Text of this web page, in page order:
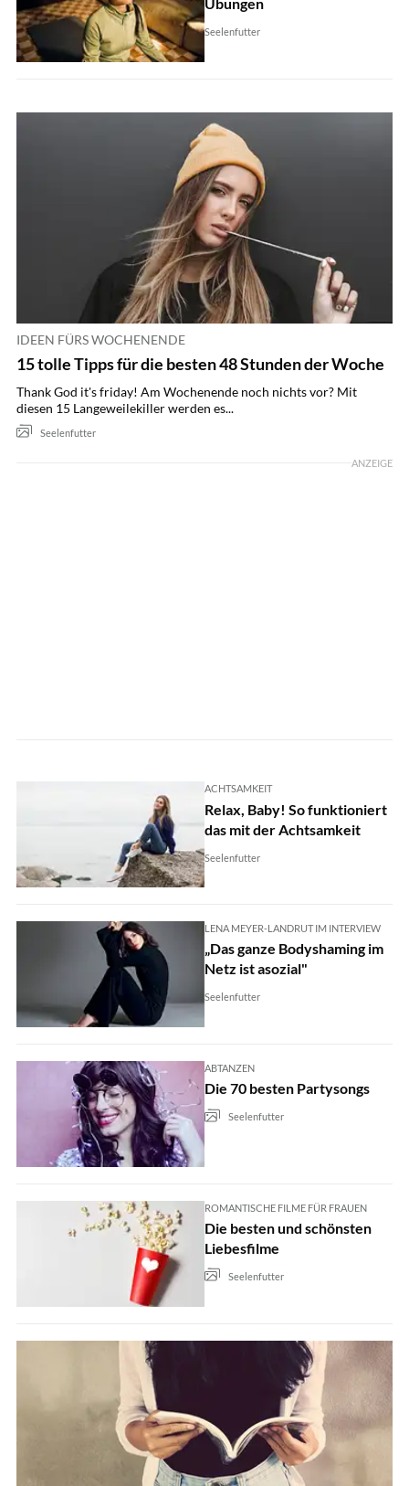
Übungen
Seelenfutter
IDEEN FÜRS WOCHENENDE
15 tolle Tipps für die besten 48 Stunden der Woche
Thank God it's friday! Am Wochenende noch nichts vor? Mit
diesen 15 Langeweilekiller werden es...
Seelenfutter
ANZEIGE
ACHTSAMKEIT
Relax, Baby! So funktioniert
das mit der Achtsamkeit
Seelenfutter
LENA MEYER-LANDRUT IM INTERVIEW
„Das ganze Bodyshaming im
Netz ist asozial"
Seelenfutter
ABTANZEN
Die 70 besten Partysongs
Seelenfutter
ROMANTISCHE FILME FÜR FRAUEN
Die besten und schönsten
Liebesfilme
Seelenfutter